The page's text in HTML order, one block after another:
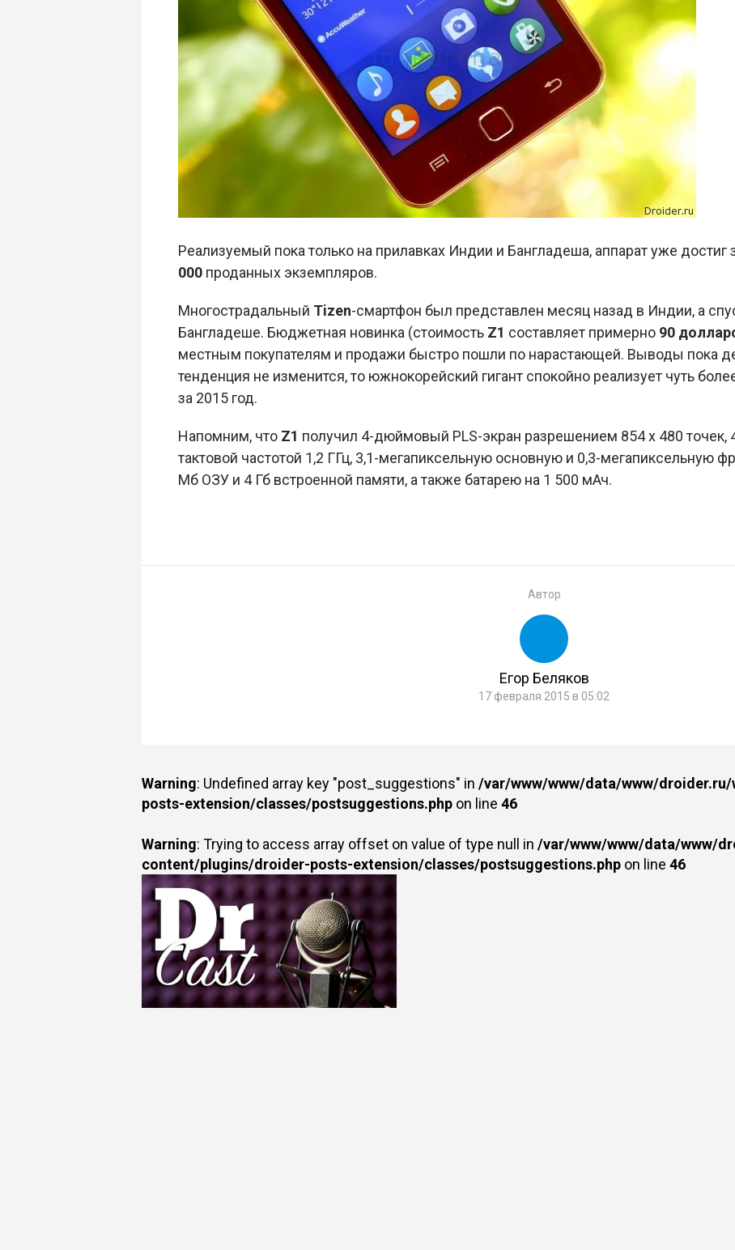
Реализуемый пока только на прилавках Индии и Бангладеша, аппарат уже достиг
000проданных экземпляров.
Многострадальный Tizen-смартфон был представлен месяц назад в Индии, а
Бангладеше. Бюджетная новинка (стоимостьZ1 составляет примерно 90
местным покупателям и продажи быстро пошли по нарастающей. Выводы пока
тенденция не изменится, то южнокорейский гигант спокойно реализует чуть
за 2015 год.
Напомним, что Z1 получил 4-дюймовый PLS-экран разрешением 854 х 480
тактовой частотой 1,2 ГГц, 3,1-мегапиксельную основную и 0,3-мегапиксельную
Мб ОЗУ и 4 Гб встроенной памяти, а также батарею на 1 500 мАч.
Автор
Егор Беляков
17 февраля 2015 в 05:02
Warning: Undefined array key "post_suggestions" in /var/www/www/data/www/
posts-extension/classes/postsuggestions.phpon line 46
Warning: Trying to access array offset on value of type null in /var/www/www/data/www/
content/plugins/droider-posts-extension/classes/postsuggestions.phpon line 46